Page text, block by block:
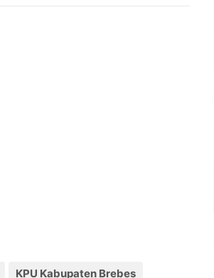
KPU Kabupaten Brebes